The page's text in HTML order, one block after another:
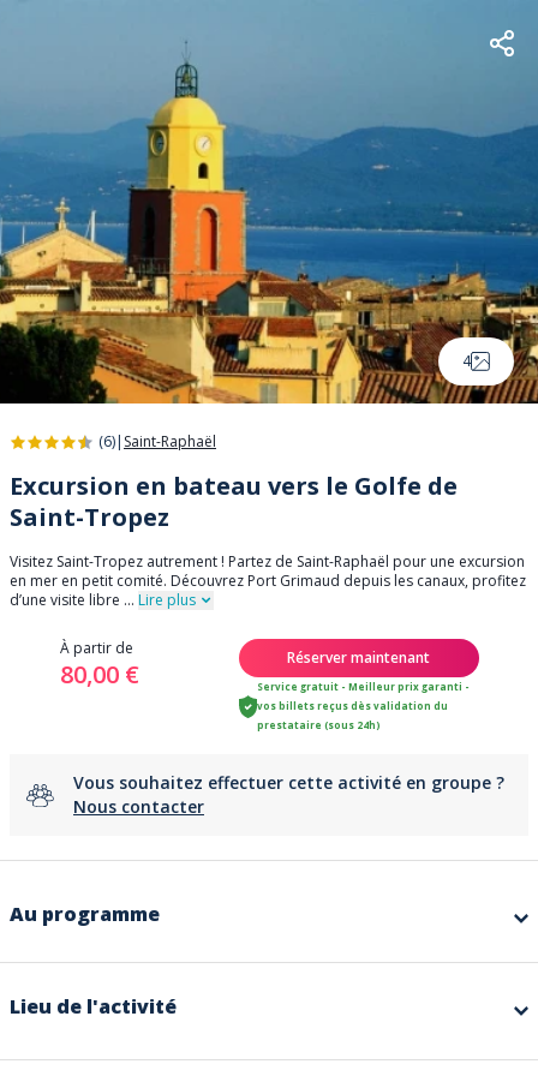
4
(6)| Saint-Raphaël
Excursion en bateau vers le Golfe de
Saint-Tropez
Visitez Saint-Tropez autrement ! Partez de Saint-Raphaël pour une excursion
en mer en petit comité. Découvrez Port Grimaud depuis les canaux, profitez
d’une visite libre ... Lire plus
À partir de
80,00 €
Réserver maintenant
Service gratuit - Meilleur prix garanti -
vos billets reçus dès validation du
prestataire (sous 24h)
Vous souhaitez effectuer cette activité en groupe ?
Nous contacter
Au programme
Embarquez pour une escapade en mer conviviale et
accompagné d’un skipper passionné, vous découvrirez des paysages
Lieu de l'activité